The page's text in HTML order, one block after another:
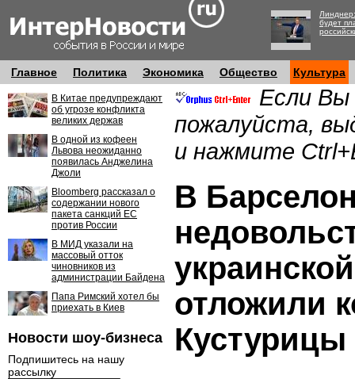
будет
Главное Политика Экономика Общество Культура
В Китае предупреждают
об угрозе конфликта
великих держав
В одной из кофеен
Львова неожиданно
появилась Анджелина
Джоли
Bloomberg рассказал о
содержании нового
пакета санкций ЕС
против России
В МИД указали на
массовый отток
чиновников из
администрации Байдена
Папа Римский хотел бы
приехать в Киев
Новости шоу-бизнеса
Подпишитесь на нашу
рассылку
Если Вы
пожалуйста,
и нажмите
В
отложили
Кустурицы